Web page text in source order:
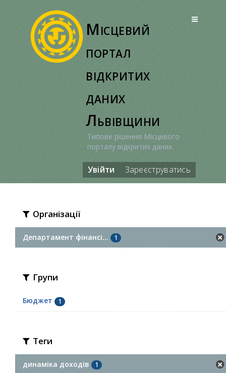
Місцевий
портал
відкритих
даних
Львівщини
Типове рішення Місцевого
порталу відкритих даних
Увійти Зареєструватись
Організації
Департамент фінансі... 1
Групи
Бюджет 1
Теги
динаміка доходів 1